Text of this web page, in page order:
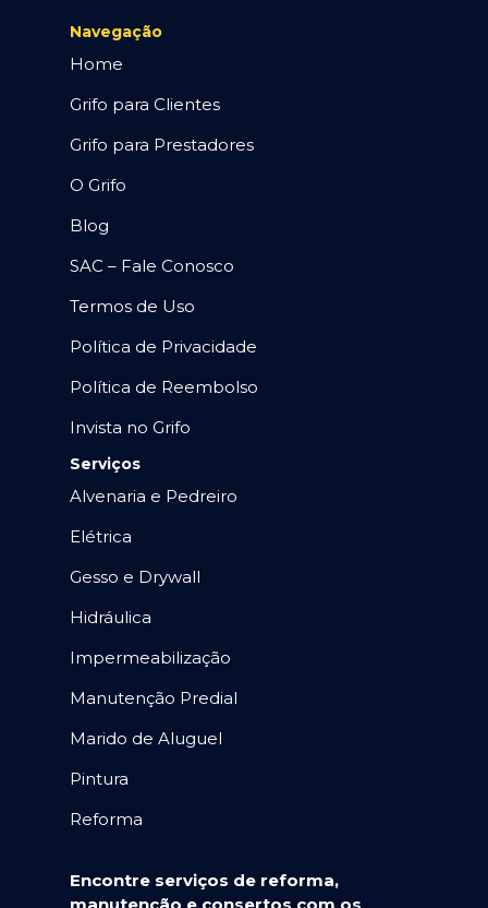
Navegação
Home
Grifo para Clientes
Grifo para Prestadores
O Grifo
Blog
SAC – Fale Conosco
Termos de Uso
Política de Privacidade
Política de Reembolso
Invista no Grifo
Serviços
Alvenaria e Pedreiro
Elétrica
Gesso e Drywall
Hidráulica
Impermeabilização
Manutenção Predial
Marido de Aluguel
Pintura
Reforma
Encontre serviços de reforma,
manutenção e consertos com os